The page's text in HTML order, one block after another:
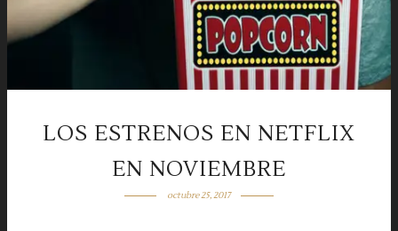
LOS ESTRENOS EN NETFLIX
EN NOVIEMBRE
octubre 25, 2017